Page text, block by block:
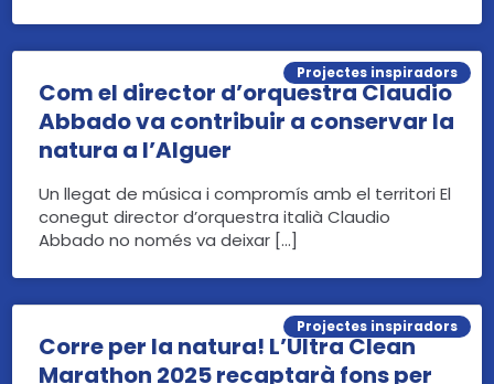
Com el director d’orquestra Claudio
Abbado va contribuir a conservar la
natura a l’Alguer
Projectes inspiradors
Un llegat de música i compromís amb el territori El
conegut director d’orquestra italià Claudio
Abbado no només va deixar […]
Corre per la natura! L’Ultra Clean
Marathon 2025 recaptarà fons per
Projectes inspiradors